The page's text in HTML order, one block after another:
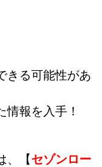
きる可能性があ
報を入手！
、【セゾンロー